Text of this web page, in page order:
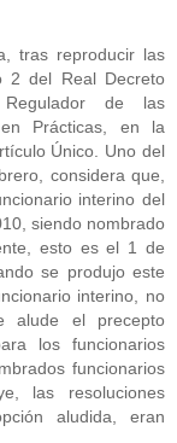
tras reproducir las
2 del Real Decreto
de las
Prácticas, en la
Único. Uno del
considera que,
interino del
siendo nombrado
esto es el 1 de
se produjo este
interino, no
alude el precepto
los funcionarios
funcionarios
las resoluciones
aludida, eran